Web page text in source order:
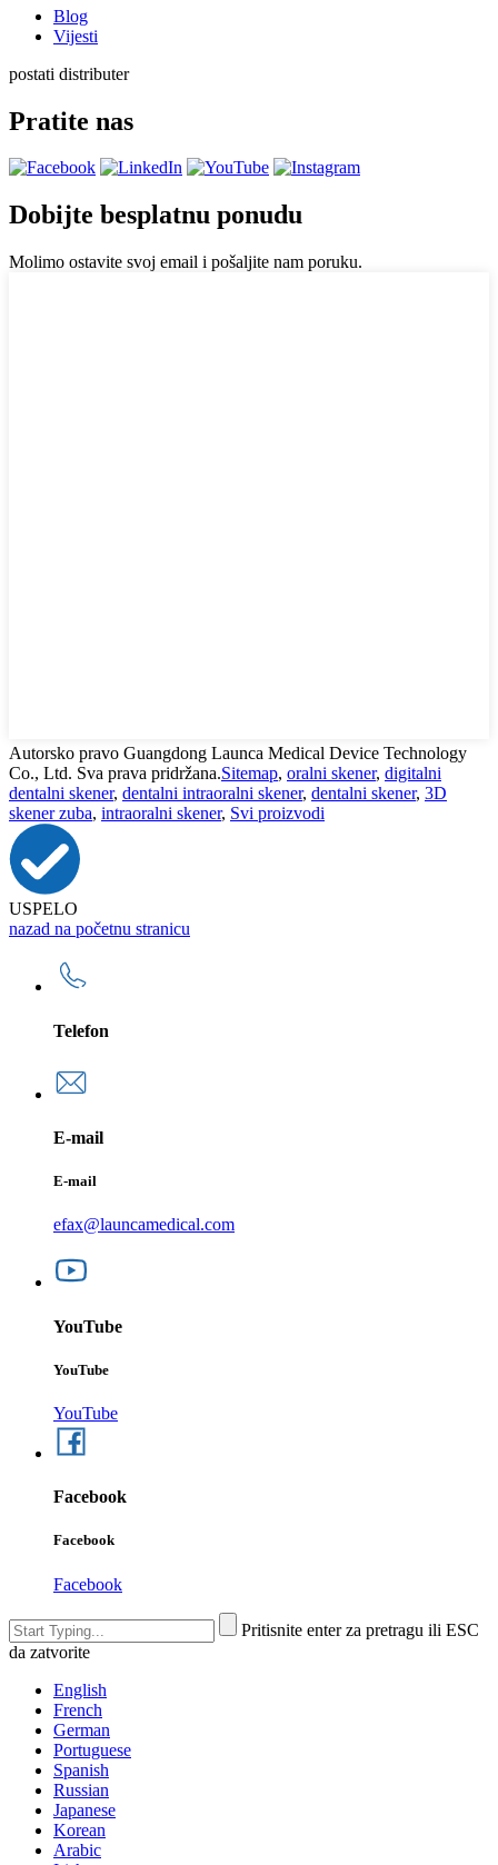
Blog
Vijesti
postati distributer
Pratite nas
Dobijte besplatnu ponudu
Molimo ostavite svoj email i pošaljite nam poruku.
Autorsko pravo Guangdong Launca Medical Device Technology
Co., Ltd. Sva prava pridržana.Sitemap, oralni skener, digitalni
dentalni skener, dentalni intraoralni skener, dentalni skener, 3D
skener zuba, intraoralni skener, Svi proizvodi
USPELO
nazad na početnu stranicu
Telefon
E-mail
E-mail
efax@launcamedical.com
YouTube
YouTube
YouTube
Facebook
Facebook
Facebook
Pritisnite enter za pretragu ili ESC
da zatvorite
English
French
German
Portuguese
Spanish
Russian
Japanese
Korean
Arabic